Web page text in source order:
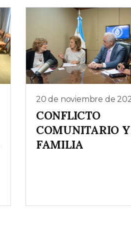
20 de noviembre de
CONFLICTO
COMUNITARIO Y
FAMILIA